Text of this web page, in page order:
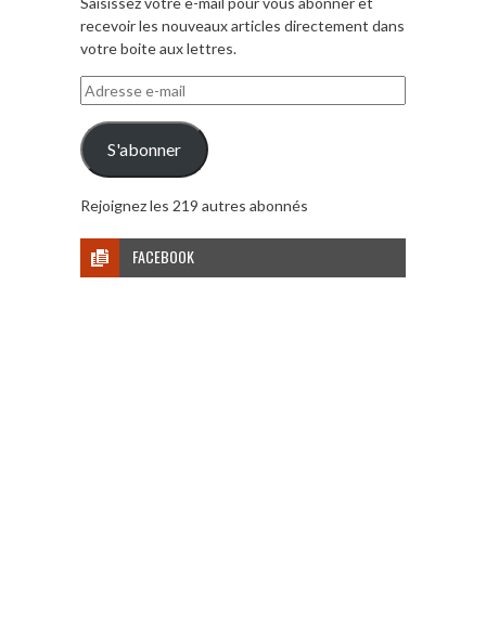
recevoir les nouveaux articles directement dans
votre boite aux lettres.
Adresse
e-
mail
S'abonner
Rejoignez les 219 autres abonnés
FACEBOOK